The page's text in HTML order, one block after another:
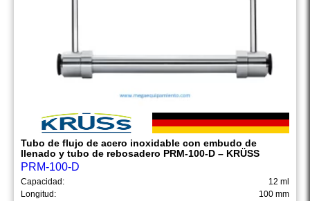
Tubo de flujo de acero inoxidable con embudo de
llenado y tubo de rebosadero PRM-100-D – KRÜSS
PRM-100-D
Capacidad:
12 ml
Longitud:
100 mm